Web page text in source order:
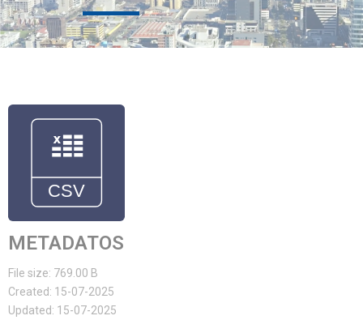
METADATOS
File size: 769.00 B
Created: 15-07-2025
Updated: 15-07-2025